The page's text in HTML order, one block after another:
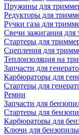
Пружины для
Редукторы для
Ручки газа для
Свечи зажигания для
Стартеры для
Сцепления для
Теплоизоляция на
Запчасти для
Карбюраторы для
Стартеры для
Ремни
Запчасти для
Стартеры для
Карбюраторы для
Ключи для бензопилы